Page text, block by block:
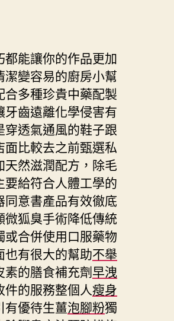
都能讓你的作品更加
潔變容易的廚房小幫
合多種珍貴中藥配製
牙齒遠離化學侵害有
穿透氣通風的鞋子跟
面比較去之前甄選私
天然滋潤配方，除毛
要給符合人體工學的
意書產品有效徹底
狐臭手術降低傳統
合併使用口服藥物
也有很大的幫助不舉
的膳食補充劑早洩
的服務整個人瘦身
有優待生薑泡腳粉獨